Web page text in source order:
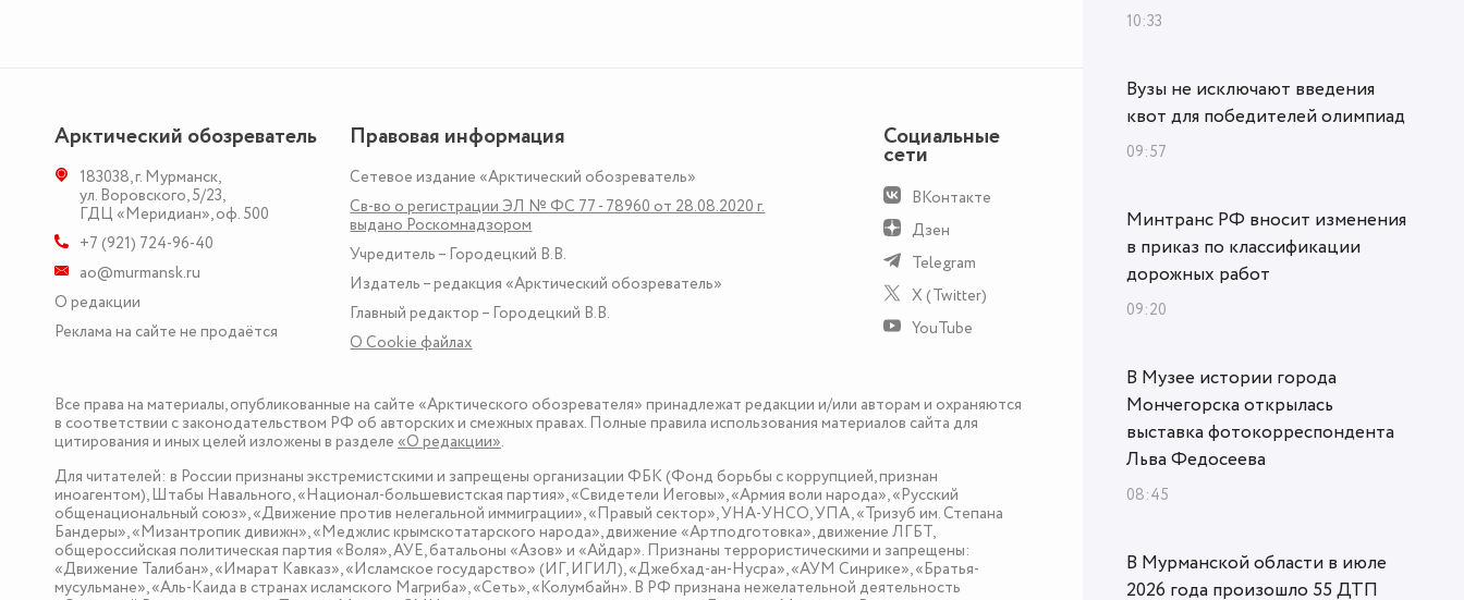
Арктический обозреватель
183038,г. Мурманск,
ул. Воровского, 5/23,
ГДЦ «Меридиан», оф. 500
+7 (921) 724-96-40
ao@murmansk.ru
О редакции
Реклама на сайте не продаётся
Правовая информация
Сетевое издание «Арктический обозреватель»
Св-во о регистрации ЭЛ № ФС 77 - 78960 от 28.08.2020 г.
выдано Роскомнадзором
Учредитель – Городецкий В.В.
Издатель – редакция «Арктический обозреватель»
Главный редактор – Городецкий В.В.
О Сookie файлах
Социальные
сети
ВКонтакте
Дзен
Telegram
X (Twitter)
YouTube
Все права на материалы, опубликованные на сайте «Арктического обозревателя» принадлежат редакции и/или авторам и охраняются
в соответствии с законодательством РФ об авторских и смежных правах. Полные правила использования материалов сайта для
цитирования и иных целей изложены в разделе«О редакции».
Для читателей: в России признаны экстремистскими и запрещены организации ФБК (Фонд борьбы с коррупцией, признан
иноагентом), Штабы Навального, «Национал-большевистская партия», «Свидетели Иеговы», «Армия воли народа», «Русский
общенациональный союз», «Движение против нелегальной иммиграции», «Правый сектор», УНА-УНСО, УПА, «Тризуб им. Степана
Бандеры», «Мизантропик дивижн», «Меджлис крымскотатарского народа», движение «Артподготовка», движение ЛГБТ,
общероссийская политическая партия «Воля», АУЕ, батальоны «Азов» и «Айдар». Признаны террористическими и запрещены:
«Движение Талибан», «Имарат Кавказ», «Исламское государство» (ИГ, ИГИЛ), «Джебхад-ан-Нусра», «АУМ Синрике», «Братья-
мусульмане», «Аль-Каида в странах исламского Магриба», «Сеть», «Колумбайн». В РФ признана нежелательной деятельность
10:33
Вузы не исключают введения
квот для победителей олимпиад
09:57
Минтранс РФ вносит изменения
в приказ по классификации
дорожных работ
09:20
В Музее истории города
Мончегорска открылась
выставка фотокорреспондента
Льва Федосеева
08:45
В Мурманской области в июле
2026 года произошло 55 ДТП